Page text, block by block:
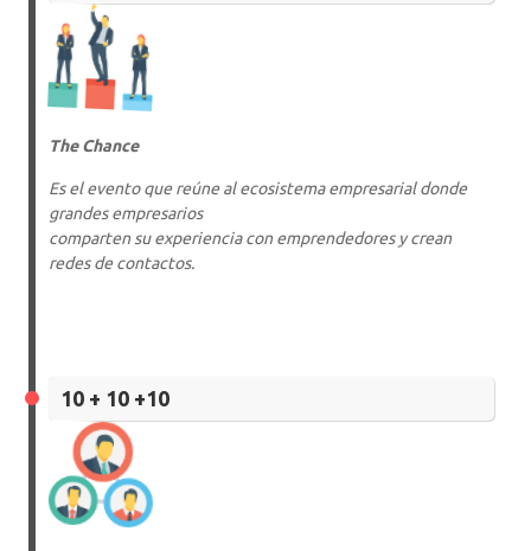
The Chance
Es el evento que reúne al ecosistema empresarial donde
grandes empresarios
comparten su experiencia con emprendedores y crean
redes de contactos.
10 + 10 +10